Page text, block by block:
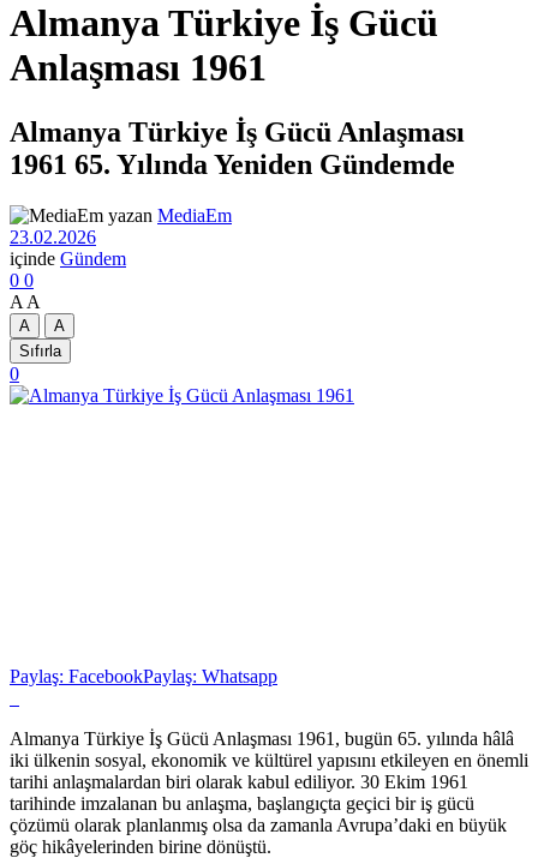
Almanya Türkiye İş Gücü
Anlaşması 1961
Almanya Türkiye İş Gücü Anlaşması
1961 65. Yılında Yeniden Gündemde
yazan MediaEm
23.02.2026
içinde Gündem
0 0
A A
A
A
Sıfırla
0
Paylaş: FacebookPaylaş: Whatsapp
Almanya Türkiye İş Gücü Anlaşması 1961, bugün 65. yılında hâlâ
iki ülkenin sosyal, ekonomik ve kültürel yapısını etkileyen en önemli
tarihi anlaşmalardan biri olarak kabul ediliyor. 30 Ekim 1961
tarihinde imzalanan bu anlaşma, başlangıçta geçici bir iş gücü
çözümü olarak planlanmış olsa da zamanla Avrupa’daki en büyük
göç hikâyelerinden birine dönüştü.